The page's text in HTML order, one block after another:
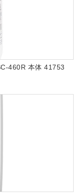
460R 本体 41753